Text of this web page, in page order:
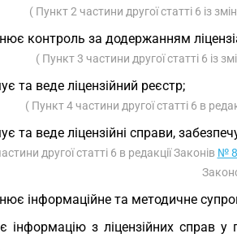
( Пункт 2 частини другої статті 6 із
контроль за додержанням
( Пункт 3 частини другої статті 6 із
та веде ліцензійний реєстр;
( Пункт 4 частини другої статті 6 в
та веде ліцензійні справи,
другої статті 6 в редакції Законів №
інформаційне та методичне
інформацію з ліцензійних справ у